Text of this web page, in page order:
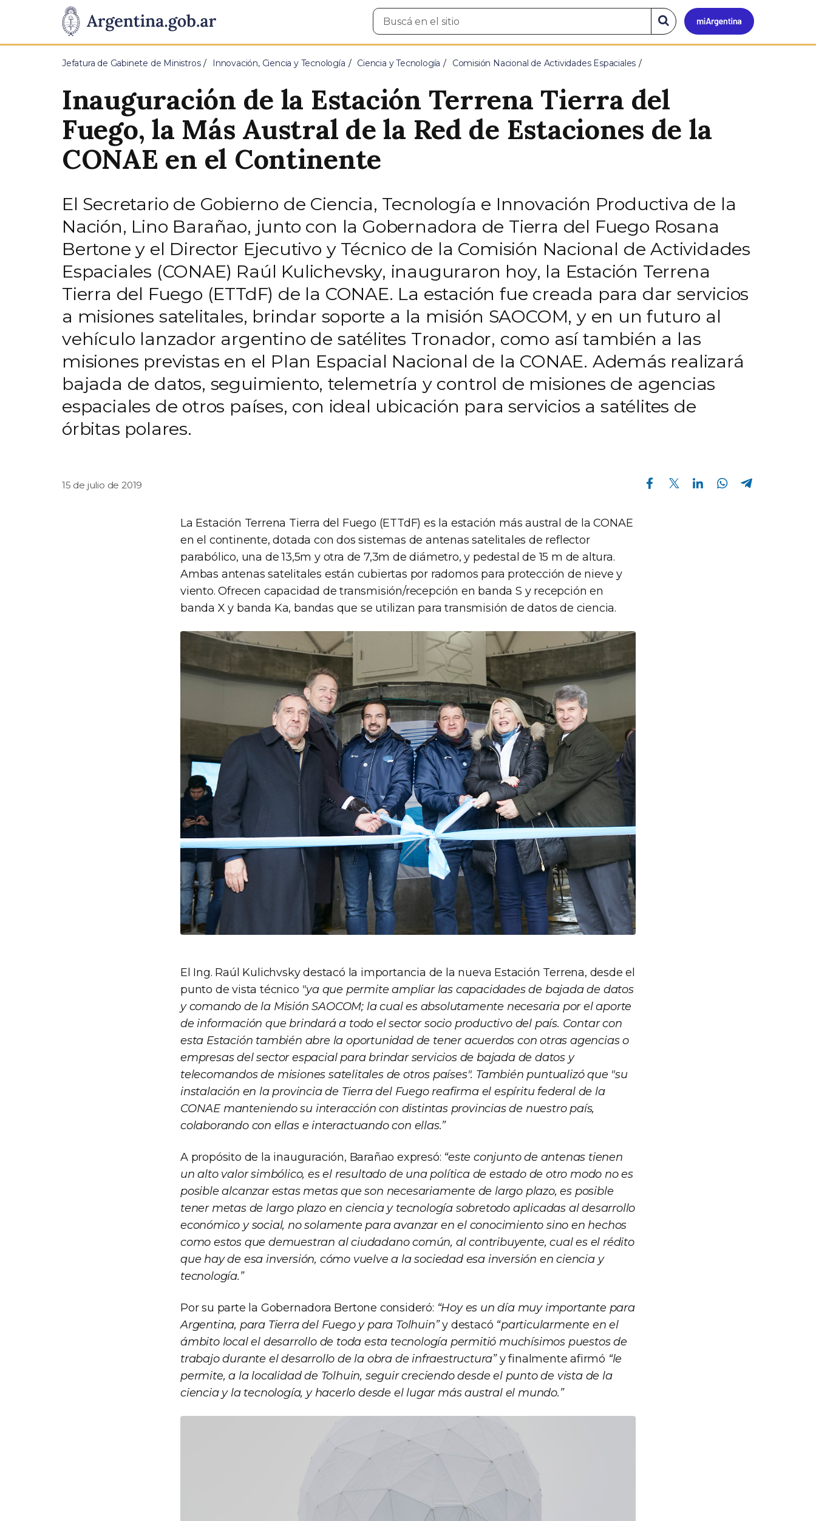
Presidencia
de
Pasar al contenido principal
Mi
Buscar
en
Buscar
en
el
Jefatura de Gabinete de Ministros Innovación, Ciencia y Tecnología Ciencia y Tecnología Comisión Nacional de Actividades Espaciales
Inauguración de la Estación Terrena Tierra del
Fuego, la Más Austral de la Red de Estaciones de la
CONAE en el Continente
El Secretario de Gobierno de Ciencia, Tecnología e Innovación Productiva de la
Nación, Lino Barañao, junto con la Gobernadora de Tierra del Fuego Rosana
Bertone y el Director Ejecutivo y Técnico de la Comisión Nacional de Actividades
Espaciales (CONAE) Raúl Kulichevsky, inauguraron hoy, la Estación Terrena
Tierra del Fuego (ETTdF) de la CONAE. La estación fue creada para dar servicios
a misiones satelitales, brindar soporte a la misión SAOCOM, y en un futuro al
vehículo lanzador argentino de satélites Tronador, como así también a las
misiones previstas en el Plan Espacial Nacional de la CONAE. Además realizará
bajada de datos, seguimiento, telemetría y control de misiones de agencias
espaciales de otros países, con ideal ubicación para servicios a satélites de
órbitas polares.
15 de julio de 2019
Compartir en Facebook Compartir en Twitter Compartir en Linkedin Compartir en Whatsapp
La Estación Terrena Tierra del Fuego (ETTdF) es la estación más austral de la CONAE
en el continente, dotada con dos sistemas de antenas satelitales de reflector
parabólico, una de 13,5m y otra de 7,3m de diámetro, y pedestal de 15 m de altura.
Ambas antenas satelitales están cubiertas por radomos para protección de nieve y
viento. Ofrecen capacidad de transmisión/recepción en banda S y recepción en
banda X y banda Ka, bandas que se utilizan para transmisión de datos de ciencia.
El Ing. Raúl Kulichvsky destacó la importancia de la nueva Estación Terrena, desde el
punto de vista técnico "ya que permite ampliar las capacidades de bajada de datos
y comando de la Misión SAOCOM; la cual es absolutamente necesaria por el aporte
de información que brindará a todo el sector socio productivo del país. Contar con
esta Estación también abre la oportunidad de tener acuerdos con otras agencias o
empresas del sector espacial para brindar servicios de bajada de datos y
telecomandos de misiones satelitales de otros países". También puntualizó que "su
instalación en la provincia de Tierra del Fuego reafirma el espíritu federal de la
CONAE manteniendo su interacción con distintas provincias de nuestro país,
colaborando con ellas e interactuando con ellas.”
A propósito de la inauguración, Barañao expresó: “este conjunto de antenas tienen
un alto valor simbólico, es el resultado de una política de estado de otro modo no es
posible alcanzar estas metas que son necesariamente de largo plazo, es posible
tener metas de largo plazo en ciencia y tecnología sobretodo aplicadas al desarrollo
económico y social, no solamente para avanzar en el conocimiento sino en hechos
como estos que demuestran al ciudadano común, al contribuyente, cual es el rédito
que hay de esa inversión, cómo vuelve a la sociedad esa inversión en ciencia y
tecnología.”
Por su parte la Gobernadora Bertone consideró: “Hoy es un día muy importante para
Argentina, para Tierra del Fuego y para Tolhuin”y destacó “particularmente en el
ámbito local el desarrollo de toda esta tecnología permitió muchísimos puestos de
trabajo durante el desarrollo de la obra de infraestructura”y finalmente afirmó “le
permite, a la localidad de Tolhuin, seguir creciendo desde el punto de vista de la
ciencia y la tecnología, y hacerlo desde el lugar más austral el mundo.”